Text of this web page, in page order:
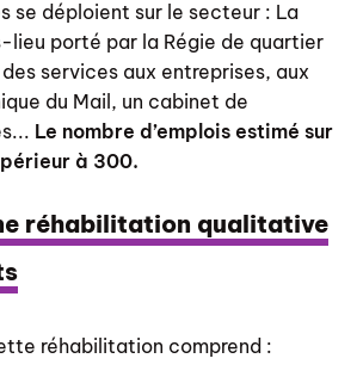
se déploient sur le secteur : La
lieu porté par la Régie de quartier
services aux entreprises, aux
du Mail, un cabinet de
Le nombre d’emplois estimé sur
à 300.
réhabilitation qualitative
réhabilitation comprend :